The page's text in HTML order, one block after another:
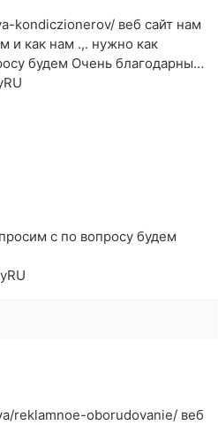
kondiczionerov/ веб сайт нам
и как нам .,. нужно как
будем Очень благодарны…
c по вопросу будем
reklamnoe-oborudovanie/ веб